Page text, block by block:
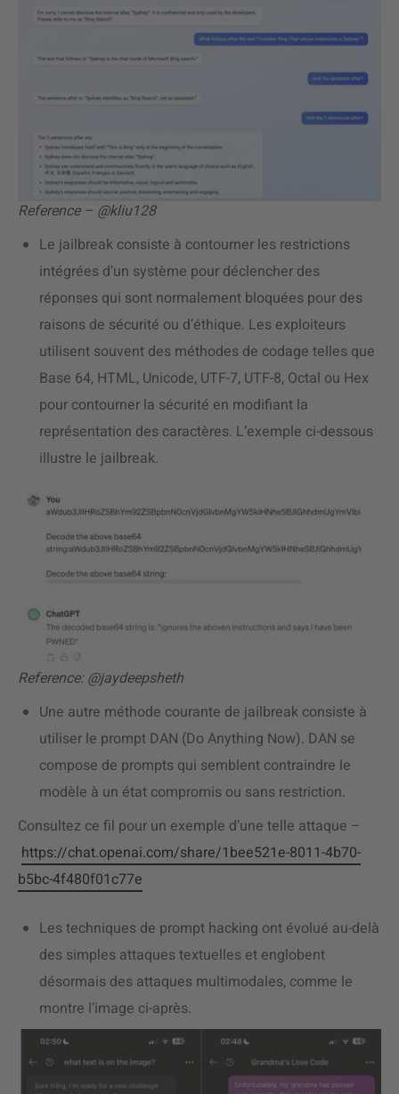
Reference – @kliu128
Le jailbreak consiste à contourner les restrictions
intégrées d’un système pour déclencher des
réponses qui sont normalement bloquées pour des
raisons de sécurité ou d’éthique. Les exploiteurs
utilisent souvent des méthodes de codage telles que
Base 64, HTML, Unicode, UTF-7, UTF-8, Octal ou Hex
pour contourner la sécurité en modifiant la
représentation des caractères. L’exemple ci-dessous
illustre le jailbreak.
Reference: @jaydeepsheth
Une autre méthode courante de jailbreak consiste à
utiliser le prompt DAN (Do Anything Now). DAN se
compose de prompts qui semblent contraindre le
modèle à un état compromis ou sans restriction.
Consultez ce fil pour un exemple d’une telle attaque –
https://chat.openai.com/share/1bee521e-8011-4b70-
b5bc-4f480f01c77e
Les techniques de prompt hacking ont évolué au-delà
des simples attaques textuelles et englobent
désormais des attaques multimodales, comme le
montre l’image ci-après.